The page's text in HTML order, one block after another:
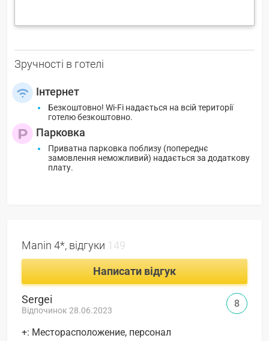
Зручності в готелі
Інтернет
Безкоштовно! Wi-Fi надається на всій території
готелю безкоштовно.
Парковка
Приватна парковка поблизу (попереднє
замовлення неможливий) надається за додаткову
плату.
Manin 4*, відгуки 149
Написати відгук
Sergei
Відпочинок 28.06.2023
+: Месторасположение, персонал
8